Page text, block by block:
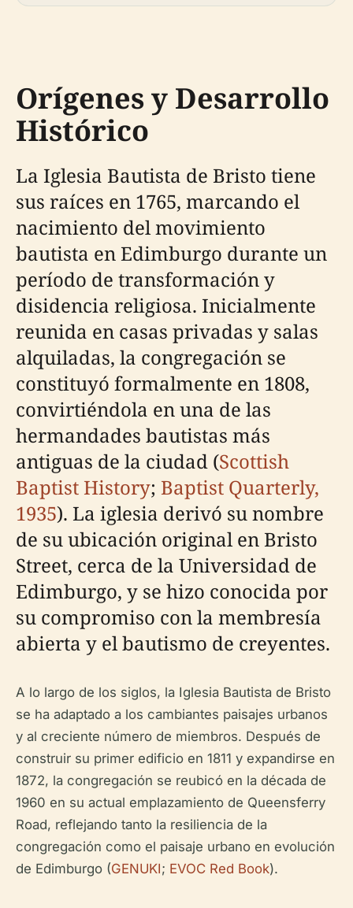
Orígenes y Desarrollo
Histórico
La Iglesia Bautista de Bristo tiene
sus raíces en 1765, marcando el
nacimiento del movimiento
bautista en Edimburgo durante un
período de transformación y
disidencia religiosa. Inicialmente
reunida en casas privadas y salas
alquiladas, la congregación se
constituyó formalmente en 1808,
convirtiéndola en una de las
hermandades bautistas más
antiguas de la ciudad (Scottish
Baptist History; Baptist Quarterly,
1935). La iglesia derivó su nombre
de su ubicación original en Bristo
Street, cerca de la Universidad de
Edimburgo, y se hizo conocida por
su compromiso con la membresía
abierta y el bautismo de creyentes.
A lo largo de los siglos, la Iglesia Bautista de Bristo
se ha adaptado a los cambiantes paisajes urbanos
y al creciente número de miembros. Después de
construir su primer edificio en 1811 y expandirse en
1872, la congregación se reubicó en la década de
1960 en su actual emplazamiento de Queensferry
Road, reflejando tanto la resiliencia de la
congregación como el paisaje urbano en evolución
de Edimburgo (GENUKI; EVOC Red Book).